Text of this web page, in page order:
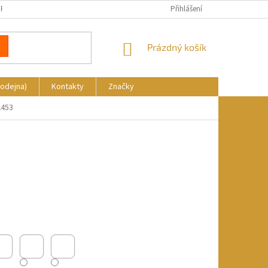
REKLAMACE KDE NÁS NAJDETE
Přihlášení
NÁKUPNÍ
Prázdný košík
Kontakty
Značky